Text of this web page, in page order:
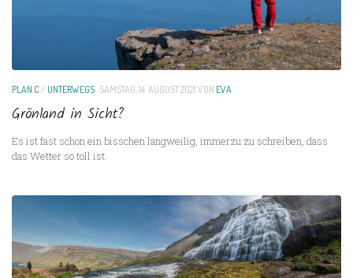
PLAN C/UNTERWEGS SAMSTAG, 14. AUGUST 2021VON EVA
Grönland in Sicht?
Es ist fast schon ein bisschen langweilig, immerzu zu schreiben, dass
das Wetter so toll ist.